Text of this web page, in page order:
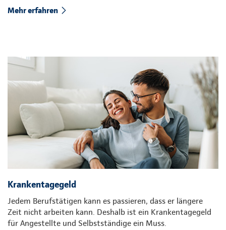
Mehr erfahren
Krankentagegeld
Jedem Berufstätigen kann es passieren, dass er längere
Zeit nicht arbeiten kann. Deshalb ist ein Krankentagegeld
für Angestellte und Selbstständige ein Muss.